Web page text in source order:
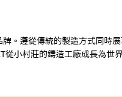
。遵從傳統的製造方式同時展
從小村莊的鑄造工廠成長為世